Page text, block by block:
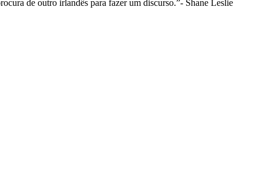
de outro irlandês para fazer um discurso.”- Shane Leslie